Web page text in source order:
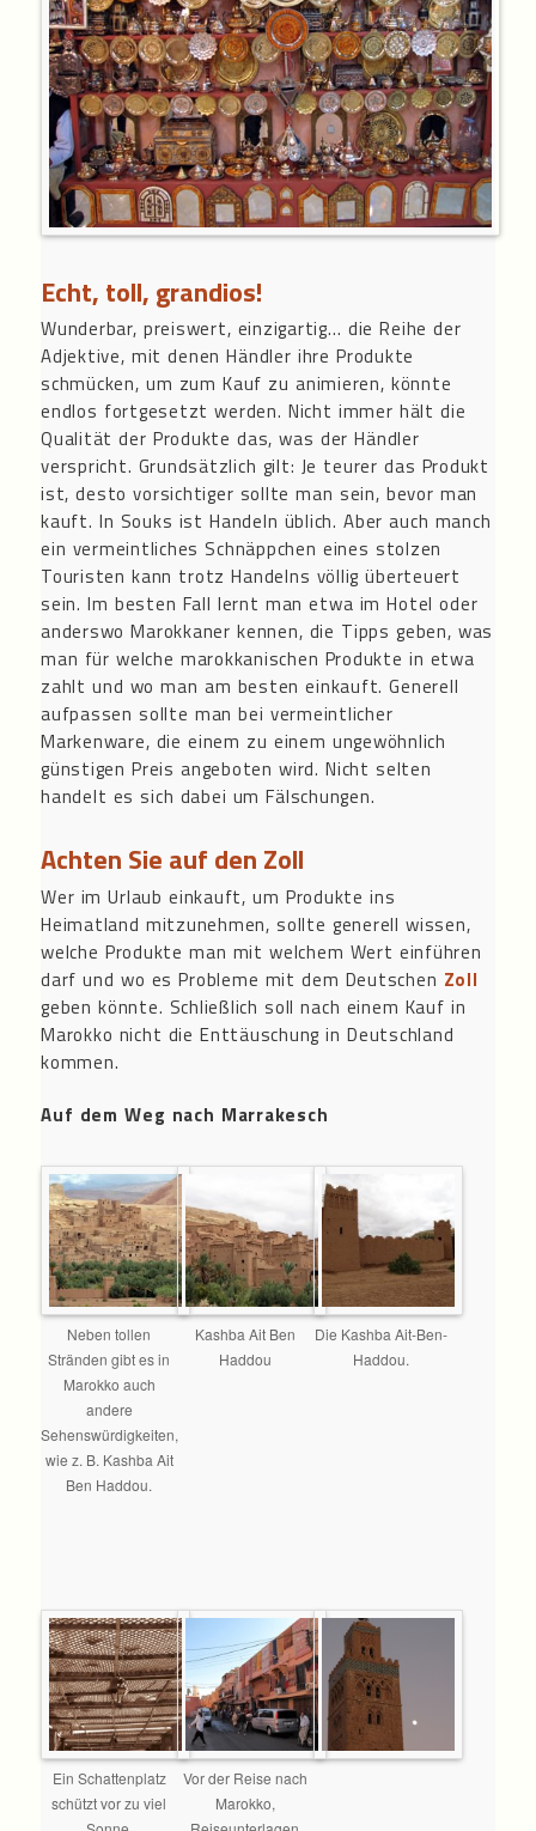
Echt, toll, grandios!
Wunderbar, preiswert, einzigartig… die Reihe der
Adjektive, mit denen Händler ihre Produkte
schmücken, um zum Kauf zu animieren, könnte
endlos fortgesetzt werden. Nicht immer hält die
Qualität der Produkte das, was der Händler
verspricht. Grundsätzlich gilt: Je teurer das Produkt
ist, desto vorsichtiger sollte man sein, bevor man
kauft. In Souks ist Handeln üblich. Aber auch manch
ein vermeintliches Schnäppchen eines stolzen
Touristen kann trotz Handelns völlig überteuert
sein. Im besten Fall lernt man etwa im Hotel oder
anderswo Marokkaner kennen, die Tipps geben, was
man für welche marokkanischen Produkte in etwa
zahlt und wo man am besten einkauft. Generell
aufpassen sollte man bei vermeintlicher
Markenware, die einem zu einem ungewöhnlich
günstigen Preis angeboten wird. Nicht selten
handelt es sich dabei um Fälschungen.
Achten Sie auf den Zoll
Wer im Urlaub einkauft, um Produkte ins
Heimatland mitzunehmen, sollte generell wissen,
welche Produkte man mit welchem Wert einführen
darf und wo es Probleme mit dem Deutschen Zoll
geben könnte. Schließlich soll nach einem Kauf in
Marokko nicht die Enttäuschung in Deutschland
kommen.
Auf dem Weg nach Marrakesch
Neben tollen
Stränden gibt es in
Marokko auch
andere
Sehenswürdigkeiten,
wie z. B. Kashba Ait
Ben Haddou.
Kashba Ait Ben
Haddou
Die Kashba Ait-Ben-
Haddou.
Ein Schattenplatz
schützt vor zu viel
Vor der Reise nach
Marokko,